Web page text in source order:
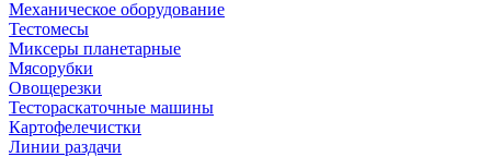
Механическое оборудование
Тестомесы
Миксеры планетарные
Мясорубки
Овощерезки
Тестораскаточные машины
Картофелечистки
Линии раздачи